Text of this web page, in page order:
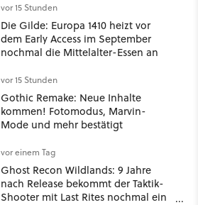
vor 15 Stunden
Die Gilde: Europa 1410 heizt vor
dem Early Access im September
nochmal die Mittelalter-Essen an
vor 15 Stunden
Gothic Remake: Neue Inhalte
kommen! Fotomodus, Marvin-
Mode und mehr bestätigt
vor einem Tag
Ghost Recon Wildlands: 9 Jahre
nach Release bekommt der Taktik-
Shooter mit Last Rites nochmal ein